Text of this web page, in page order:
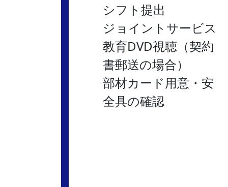
シフト提出
ジョイントサービス
教育DVD視聴（契約
書郵送の場合）
部材カード用意・安
全具の確認